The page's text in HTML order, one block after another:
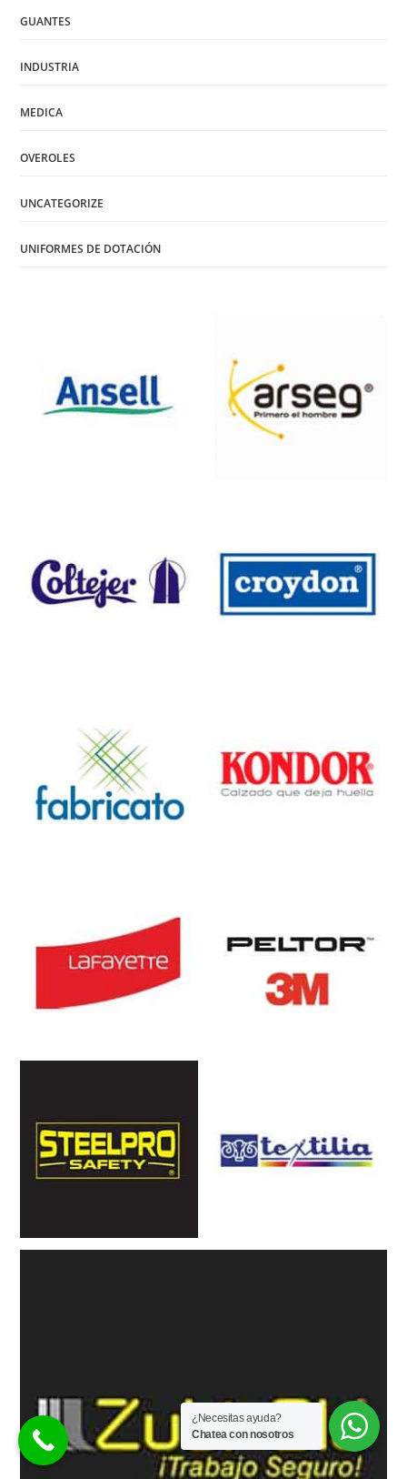
GUANTES
INDUSTRIA
MEDICA
OVEROLES
UNCATEGORIZE
UNIFORMES DE DOTACIÓN
¿Necesitas ayuda?
Chatea con nosotros